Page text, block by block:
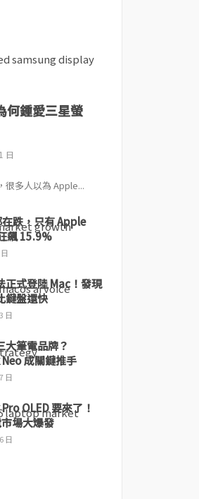
何鍾愛三星螢
日
很多人以為 Apple...
在跌，只有 Apple
飆 15.9%
正式登陸 Mac！發現
鍵盤還快
日
大筆電品牌？
成關鍵推手
日
OLED 要來了！
場大爆發
日